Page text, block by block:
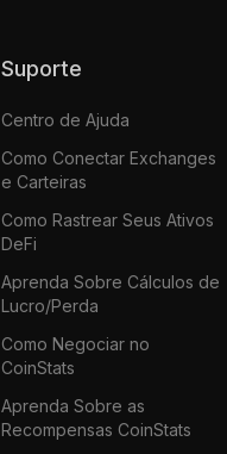
Suporte
Centro de Ajuda
Como Conectar Exchanges
e Carteiras
Como Rastrear Seus Ativos
DeFi
Aprenda Sobre Cálculos de
Lucro/Perda
Como Negociar no
CoinStats
Aprenda Sobre as
Recompensas CoinStats